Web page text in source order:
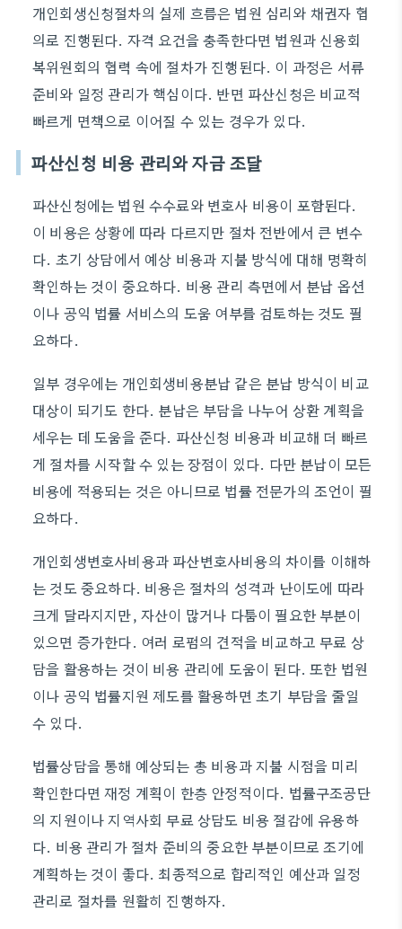
개인회생신청절차의 실제 흐름은 법원 심리와 채권자 협
의로 진행된다. 자격 요건을 충족한다면 법원과 신용회
복위원회의 협력 속에 절차가 진행된다. 이 과정은 서류
준비와 일정 관리가 핵심이다. 반면 파산신청은 비교적
빠르게 면책으로 이어질 수 있는 경우가 있다.
파산신청 비용 관리와 자금 조달
파산신청에는 법원 수수료와 변호사 비용이 포함된다.
이 비용은 상황에 따라 다르지만 절차 전반에서 큰 변수
다. 초기 상담에서 예상 비용과 지불 방식에 대해 명확히
확인하는 것이 중요하다. 비용 관리 측면에서 분납 옵션
이나 공익 법률 서비스의 도움 여부를 검토하는 것도 필
요하다.
일부 경우에는 개인회생비용분납 같은 분납 방식이 비교
대상이 되기도 한다. 분납은 부담을 나누어 상환 계획을
세우는 데 도움을 준다. 파산신청 비용과 비교해 더 빠르
게 절차를 시작할 수 있는 장점이 있다. 다만 분납이 모든
비용에 적용되는 것은 아니므로 법률 전문가의 조언이 필
요하다.
개인회생변호사비용과 파산변호사비용의 차이를 이해하
는 것도 중요하다. 비용은 절차의 성격과 난이도에 따라
크게 달라지지만, 자산이 많거나 다툼이 필요한 부분이
있으면 증가한다. 여러 로펌의 견적을 비교하고 무료 상
담을 활용하는 것이 비용 관리에 도움이 된다. 또한 법원
이나 공익 법률지원 제도를 활용하면 초기 부담을 줄일
수 있다.
법률상담을 통해 예상되는 총 비용과 지불 시점을 미리
확인한다면 재정 계획이 한층 안정적이다. 법률구조공단
의 지원이나 지역사회 무료 상담도 비용 절감에 유용하
다. 비용 관리가 절차 준비의 중요한 부분이므로 조기에
계획하는 것이 좋다. 최종적으로 합리적인 예산과 일정
관리로 절차를 원활히 진행하자.